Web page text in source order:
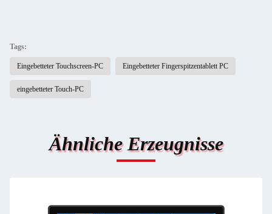
Tags:
Eingebetteter Touchscreen-PC Eingebetteter Fingerspitzentablett PC
eingebetteter Touch-PC
Ähnliche Erzeugnisse